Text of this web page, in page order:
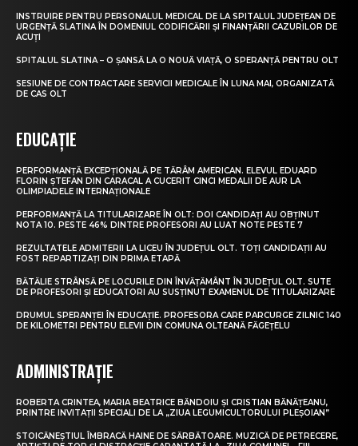
INSTRUIRE PENTRU PERSONALUL MEDICAL DE LA SPITALUL JUDEȚEAN DE
URGENȚĂ SLATINA ÎN DOMENIUL CODIFICĂRII ȘI FINANȚĂRII CAZURILOR DE
ACUȚI
SPITALUL SLATINA – O ȘANSĂ LA O NOUĂ VIAȚĂ, O SPERANȚĂ PENTRU OLT
SESIUNE DE CONTRACTARE SERVICII MEDICALE ÎN LUNA MAI, ORGANIZATĂ
DE CAS OLT
EDUCAȚIE
PERFORMANȚĂ EXCEPȚIONALĂ PE TĂRÂM AMERICAN. ELEVUL EDUARD
FLORIN ȘTEFAN DIN CARACAL A CUCERIT CINCI MEDALII DE AUR LA
OLIMPIADELE INTERNAȚIONALE
PERFORMANȚĂ LA TITULARIZARE ÎN OLT: DOI CANDIDAȚI AU OBȚINUT
NOTA 10. PESTE 46% DINTRE PROFESORI AU LUAT NOTE PESTE 7
REZULTATELE ADMITERII LA LICEU ÎN JUDEȚUL OLT. TOȚI CANDIDAȚII AU
FOST REPARTIZAȚI DIN PRIMA ETAPĂ
BĂTĂLIE STRÂNSĂ PE LOCURILE DIN ÎNVĂȚĂMÂNT ÎN JUDEȚUL OLT. SUTE
DE PROFESORI ȘI EDUCATORI AU SUSȚINUT EXAMENUL DE TITULARIZARE
DRUMUL SPERANȚEI ÎN EDUCAȚIE. PROFESORA CARE PARCURGE ZILNIC 140
DE KILOMETRI PENTRU ELEVII DIN COMUNA OLTEANĂ FĂGEȚELU
ADMINISTRAȚIE
ROBERTA CRINTEA, MARIA BEATRICE BĂNDOIU ȘI CRISTIAN BĂNĂȚEANU,
PRINTRE INVITAȚII SPECIALI DE LA „ZIUA LEGUMICULTORULUI PLEȘOIAN”
STOICĂNEȘTIUL ÎMBRACĂ HAINE DE SĂRBĂTOARE. MUZICĂ DE PETRECERE,